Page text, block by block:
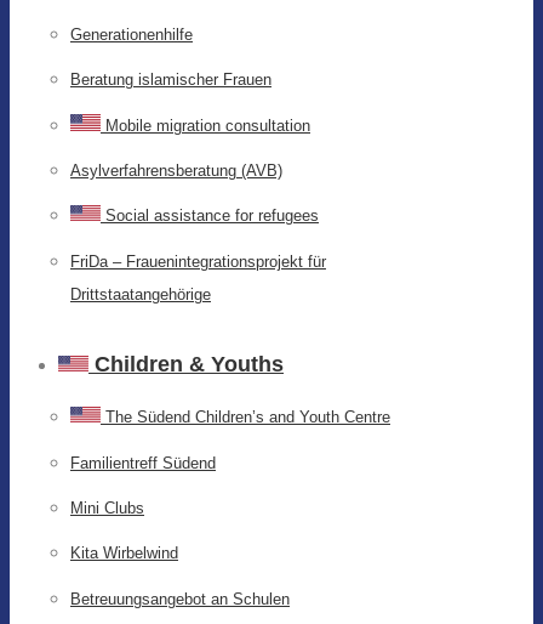
Generationenhilfe
Beratung islamischer Frauen
Mobile migration consultation
Asylverfahrensberatung (AVB)
Social assistance for refugees
FriDa – Frauenintegrationsprojekt für
Drittstaatangehörige
Children & Youths
The Südend Children’s and Youth Centre
Familientreff Südend
Mini Clubs
Kita Wirbelwind
Betreuungsangebot an Schulen